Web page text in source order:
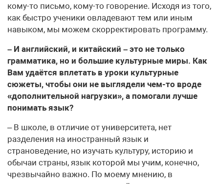
кому-то письмо, кому-то говорение. Исходя из того,
как быстро ученики овладевают тем или иным
навыком, мы можем скорректировать программу.
– И английский, и китайский – это не только
грамматика, но и большие культурные миры. Как
Вам удаётся вплетать в уроки культурные
сюжеты, чтобы они не выглядели чем-то вроде
«дополнительной нагрузки», а помогали лучше
понимать язык?
– В школе, в отличие от университета, нет
разделения на иностранный язык и
страноведение, но изучать культуру, историю и
обычаи страны, язык которой мы учим, конечно,
чрезвычайно важно. По моему мнению, в